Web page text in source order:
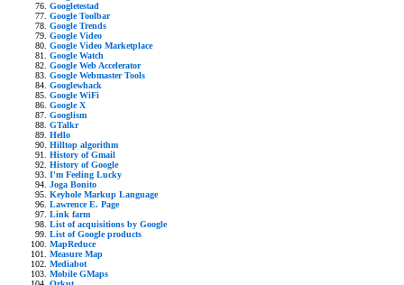
Googletestad
Google Toolbar
Google Trends
Google Video
Google Video Marketplace
Google Watch
Google Web Accelerator
Google Webmaster Tools
Googlewhack
Google WiFi
Google X
Googlism
GTalkr
Hello
Hilltop algorithm
History of Gmail
History of Google
I'm Feeling Lucky
Joga Bonito
Keyhole Markup Language
Lawrence E. Page
Link farm
List of acquisitions by Google
List of Google products
MapReduce
Measure Map
Mediabot
Mobile GMaps